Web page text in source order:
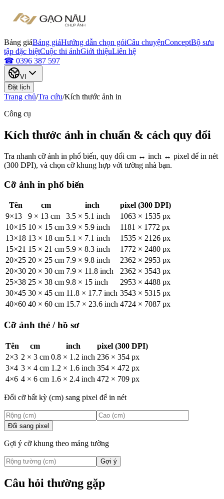
Bảng giáBảng giáHướng dẫn chọn góiCâu chuyệnConceptBộ sưu
tập đặc biệtCuộc thi ảnhGiới thiệuLiên hệ
☎ 0396 387 597
VI
Đặt lịch
Trang chủ/Tra cứu/Kích thước ảnh in
Công cụ
Kích thước ảnh in chuẩn & cách quy đổi
Tra nhanh cỡ ảnh in phổ biến, quy đổi cm ↔ inch ↔ pixel để in nét
(300 DPI), và chọn cỡ khung hợp với tường nhà bạn.
Cỡ ảnh in phổ biến
Tên cm inch
pixel (300 DPI)
9×13
9 × 13 cm 3.5 × 5.1 inch
1063 × 1535 px
10×15 10 × 15 cm 3.9 × 5.9 inch
1181 × 1772 px
13×18 13 × 18 cm 5.1 × 7.1 inch
1535 × 2126 px
15×21 15 × 21 cm 5.9 × 8.3 inch
1772 × 2480 px
20×25 20 × 25 cm 7.9 × 9.8 inch
2362 × 2953 px
20×30 20 × 30 cm 7.9 × 11.8 inch
2362 × 3543 px
25×38 25 × 38 cm 9.8 × 15 inch
2953 × 4488 px
30×45 30 × 45 cm 11.8 × 17.7 inch 3543 × 5315 px
40×60 40 × 60 cm 15.7 × 23.6 inch 4724 × 7087 px
Cỡ ảnh thẻ / hồ sơ
Tên cm inch
pixel (300 DPI)
2×3 2 × 3 cm 0.8 × 1.2 inch 236 × 354 px
3×4 3 × 4 cm 1.2 × 1.6 inch 354 × 472 px
4×6 4 × 6 cm 1.6 × 2.4 inch 472 × 709 px
Đổi cỡ bất kỳ (cm) sang pixel để in nét
Đổi sang pixel
Gợi ý cỡ khung theo mảng tường
Gợi ý
Câu hỏi thường gặp